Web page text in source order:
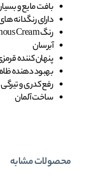
بافت مایع و
دارای رنگدانه
رنگ Luminous Cream
آبرسان
پنهان کننده
بهبود دهنده
رفع کدری و
ساخت آلمان
محصولات مشابه